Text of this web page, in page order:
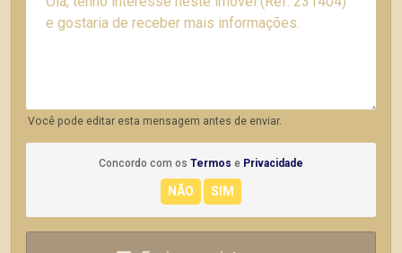
Você pode editar esta mensagem antes de enviar.
Concordo com os Termos e Privacidade